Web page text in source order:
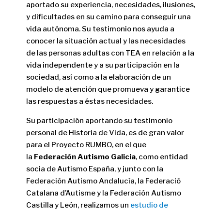
aportado su experiencia, necesidades, ilusiones,
y dificultades en su camino para conseguir una
vida autónoma. Su testimonio nos ayuda a
conocer la situación actual y las necesidades
de las personas adultas con TEA en relación a la
vida independente y a su participación en la
sociedad, así como a la elaboración de un
modelo de atención que promueva y garantice
las respuestas a éstas necesidades.
Su participación aportando su testimonio
personal de Historia de Vida, es de gran valor
para el Proyecto RUMBO, en el que
la Federación Autismo Galicia, como entidad
socia de Autismo España, y junto con la
Federación Autismo Andalucía, la Federació
Catalana d’Autisme y la Federación Autismo
Castilla y León, realizamos un estudio de